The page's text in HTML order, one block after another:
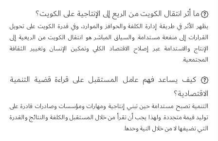
ما أثر انتقال الكويت من الريع إلى الإنتاجية على الكويت؟
يظهر الأثر في طريقة إدارة الكلفة والحوافز والموارد، وفي قدرة الكويت على تحويل
القرارات إلى منفعة مستدامة. والسياق المباشر هو انتقال الكويت من الريعية إلى
الإنتاج والاستدامة عبر إصلاح الاقتصاد الكلي وتمكين الإنسان وتغيير الثقافة
المجتمعية.
كيف يساعد فهم عامل المستقبل على قراءة قضية التنمية
الاقتصادية؟
التنمية تصبح مستدامة حين تبني إنتاجية ومهارات ومؤسسات وصادرات قادرة على
توليد قيمة متجددة. ولهذا يجب أن تقرأ من خلال المستقبل والكلفة والنتائج والقدرة
التي تضيفها لا من خلال النية وحدها.